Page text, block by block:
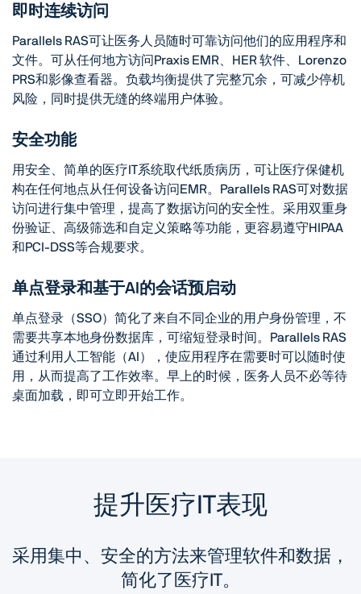
即时连续访问
Parallels RAS可让医务人员随时可靠访问他们的应用程序和
文件。可从任何地方访问Praxis EMR、HER 软件、Lorenzo
PRS和影像查看器。负载均衡提供了完整冗余，可减少停机
风险，同时提供无缝的终端用户体验。
安全功能
用安全、简单的医疗IT系统取代纸质病历，可让医疗保健机
构在任何地点从任何设备访问EMR。Parallels RAS可对数据
访问进行集中管理，提高了数据访问的安全性。采用双重身
份验证、高级筛选和自定义策略等功能，更容易遵守HIPAA
和PCI-DSS等合规要求。
单点登录和基于AI的会话预启动
单点登录（SSO）简化了来自不同企业的用户身份管理，不
需要共享本地身份数据库，可缩短登录时间。Parallels RAS
通过利用人工智能（AI），使应用程序在需要时可以随时使
用，从而提高了工作效率。早上的时候，医务人员不必等待
桌面加载，即可立即开始工作。
提升医疗IT表现
采用集中、安全的方法来管理软件和数据，
简化了医疗IT。